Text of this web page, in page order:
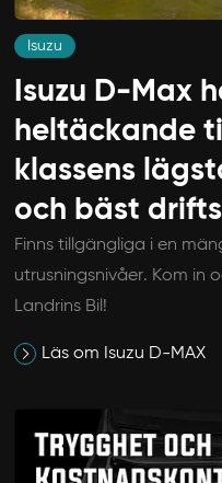
Isuzu
Isuzu D-Max
heltäckande
klassens
och bäst
Finns tillgängliga i en
utrusningsnivåer. Kom in
Landrins Bil!
Läs om Isuzu D-MAX